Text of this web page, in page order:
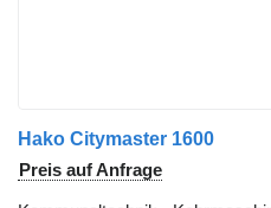
Hako Citymaster 1600
Preis auf Anfrage